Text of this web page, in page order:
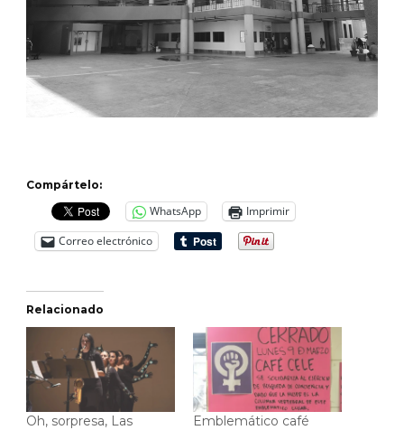
Compártelo:
WhatsApp
Imprimir
Correo electrónico
Relacionado
Oh, sorpresa, Las
Emblemático café